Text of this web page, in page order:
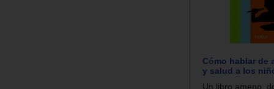
Cómo hablar de
y salud a los
Un libro ameno,